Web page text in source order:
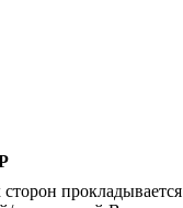
прокладывается